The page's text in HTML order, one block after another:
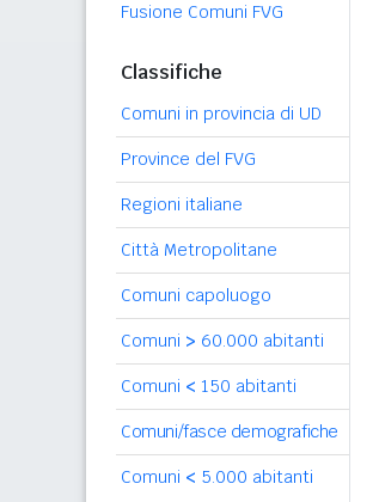
Fusione Comuni FVG
Classifiche
Comuni in provincia di UD
Province del FVG
Regioni italiane
Città Metropolitane
Comuni capoluogo
Comuni > 60.000 abitanti
Comuni < 150 abitanti
Comuni/fasce demografiche
Comuni < 5.000 abitanti